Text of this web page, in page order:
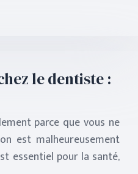
le dentiste :
parce que vous ne
est malheureusement
essentiel pour la santé,